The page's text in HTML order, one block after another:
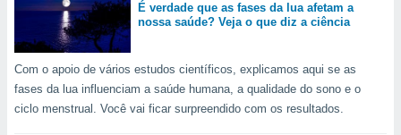
nós e
únicos
É verdade que as fases da lua afetam a
nossa saúde? Veja o que diz a ciência
Com o apoio de vários estudos científicos, explicamos aqui se as
fases da lua influenciam a saúde humana, a qualidade do sono e o
ciclo menstrual. Você vai ficar surpreendido com os resultados.